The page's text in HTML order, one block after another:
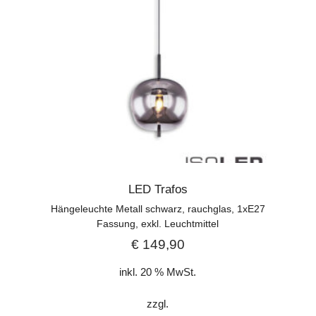
LED Trafos
Hängeleuchte Metall schwarz, rauchglas, 1xE27
Fassung, exkl. Leuchtmittel
€149,90
inkl. 20 % MwSt.
zzgl.